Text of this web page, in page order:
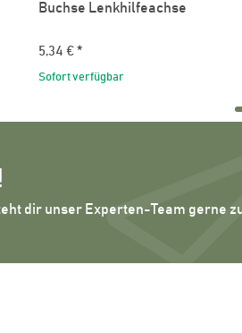
Buchse Lenkhilfeachse
5,34 € *
Sofort verfügbar
dir unser Experten-Team gerne